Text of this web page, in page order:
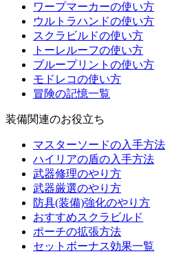
ワープマーカーの使い方
ウルトラハンドの使い方
スクラビルドの使い方
トーレルーフの使い方
ブループリントの使い方
モドレコの使い方
冒険の記憶一覧
装備関連のお役立ち
マスターソードの入手方法
ハイリアの盾の入手方法
武器修理のやり方
武器厳選のやり方
防具(装備)強化のやり方
おすすめスクラビルド
ポーチの拡張方法
セットボーナス効果一覧